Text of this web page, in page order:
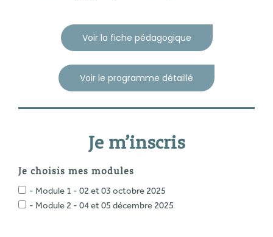
Voir la fiche pédagogique
Voir le programme détaillé
Je m’inscris
Je choisis mes modules
- Module 1 - 02 et 03 octobre 2025
- Module 2 - 04 et 05 décembre 2025